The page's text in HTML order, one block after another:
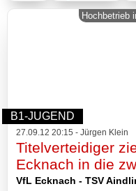
I-
Mannschaft
II-
Mannschaft
B1-JUGEND
Hochbetrieb
27.09.12 20:15 - Jürgen Klein
Titelverteidiger
Ecknach in die
VfL Ecknach - TSV